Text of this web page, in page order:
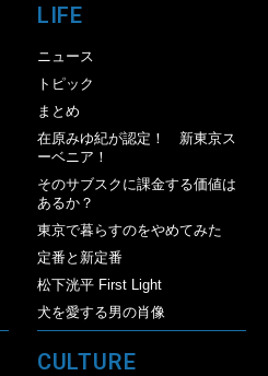
LIFE
ニュース
トピック
まとめ
在原みゆ紀が認定！ 新東京ス
ーベニア！
そのサブスクに課金する価値は
あるか？
東京で暮らすのをやめてみた
定番と新定番
松下洸平 First Light
犬を愛する男の肖像
CULTURE